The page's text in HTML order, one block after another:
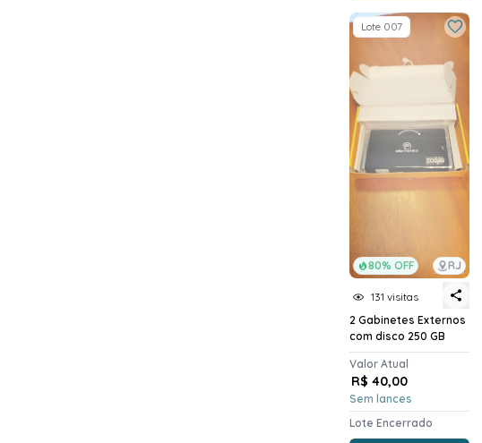
80% OFF RJ
Lote 007
131 visitas
2 Gabinetes Externos
com disco 250 GB
Valor Atual
R$ 40,00
Sem lances
Lote Encerrado